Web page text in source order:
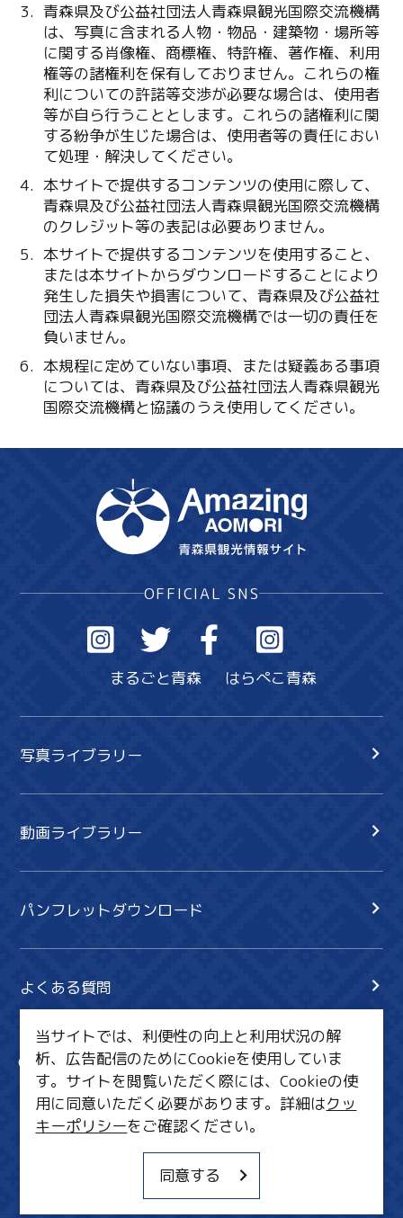
青森県及び公益社団法人青森県観光国際交流機構
は、写真に含まれる人物・物品・建築物・場所等
に関する肖像権、商標権、特許権、著作権、利用
権等の諸権利を保有しておりません。これらの権
利についての許諾等交渉が必要な場合は、使用者
等が自ら行うこととします。これらの諸権利に関
する紛争が生じた場合は、使用者等の責任におい
て処理・解決してください。
本サイトで提供するコンテンツの使用に際して、
青森県及び公益社団法人青森県観光国際交流機構
のクレジット等の表記は必要ありません。
本サイトで提供するコンテンツを使用すること、
または本サイトからダウンロードすることにより
発生した損失や損害について、青森県及び公益社
団法人青森県観光国際交流機構では一切の責任を
負いません。
本規程に定めていない事項、または疑義ある事項
については、青森県及び公益社団法人青森県観光
国際交流機構と協議のうえ使用してください。
OFFICIAL SNS
まるごと青森 はらぺこ青森
写真ライブラリー
動画ライブラリー
パンフレットダウンロード
よくある質問
サイト内検索
共有
行きたいリスト
MICE・教育・観光事業者の皆様へ
当サイトでは、利便性の向上と利用状況の解
析、広告配信のためにCookieを使用していま
す。サイトを閲覧いただく際には、Cookieの使
用に同意いただく必要があります。詳細はクッ
キーポリシーをご確認ください。
同意する